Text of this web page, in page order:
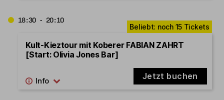
18:30 - 20:10
Kult-Kieztour mit Koberer FABIAN ZAHRT
[Start: Olivia Jones Bar]
Jetzt buchen